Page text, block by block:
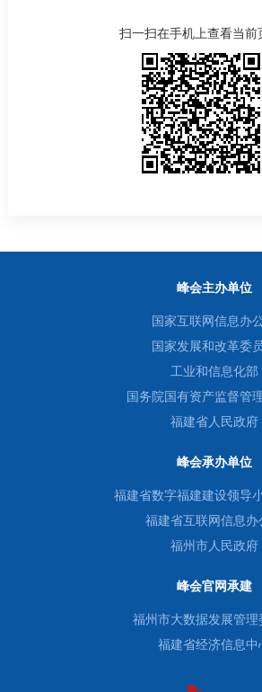
扫一扫在手机上查看当前
峰会主办单位
国家互联网信息办
国家发展和改革委
工业和信息化部
国务院国有资产监督管
福建省人民政府
峰会承办单位
福建省数字福建建设领导
福建省互联网信息办
福州市人民政府
峰会官网承建
福州市大数据发展管理
福建省经济信息中